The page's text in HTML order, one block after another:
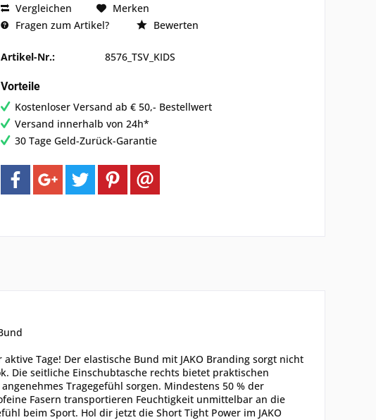
Vergleichen
Merken
Fragen zum Artikel?
Bewerten
Artikel-Nr.: 8576_TSV_KIDS
Vorteile
Kostenloser Versand ab € 50,- Bestellwert
Versand innerhalb von 24h*
30 Tage Geld-Zurück-Garantie
Tage! Der elastische Bund mit JAKO Branding sorgt nicht
Die seitliche Einschubtasche rechts bietet praktischen
Tragegefühl sorgen. Mindestens 50 % der
Fasern transportieren Feuchtigkeit unmittelbar an die
beim Sport. Hol dir jetzt die Short Tight Power im JAKO